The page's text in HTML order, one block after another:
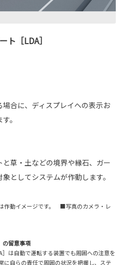
ト［LDA］
合に、ディスプレイへの表示お
。
草・土などの境界や縁石、ガー
としてシステムが作動します。
動イメージです。 ■写真のカメラ・レ
の留意事項
は自動で運転する装置でも周囲への注意を
に自らの責任で周囲の状況を把握し、ステ